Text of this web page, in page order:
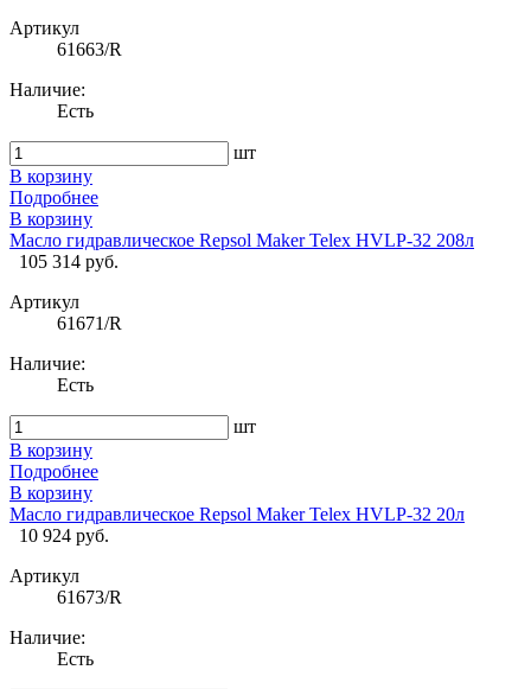
Артикул
61663/R
Наличие:
Есть
шт
В корзину
Подробнее
В корзину
Масло гидравлическое Repsol Maker Telex HVLP-32 208л
105 314 руб.
Артикул
61671/R
Наличие:
Есть
шт
В корзину
Подробнее
В корзину
Масло гидравлическое Repsol Maker Telex HVLP-32 20л
10 924 руб.
Артикул
61673/R
Наличие:
Есть